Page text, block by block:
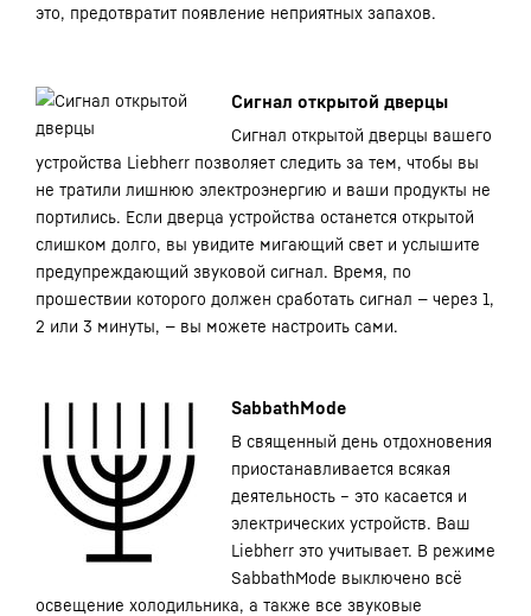
это, предотвратит появление неприятных запахов.
Сигнал открытой дверцы
Сигнал открытой дверцы вашего
устройства Liebherr позволяет следить за тем, чтобы вы
не тратили лишнюю электроэнергию и ваши продукты не
портились. Если дверца устройства останется открытой
слишком долго, вы увидите мигающий свет и услышите
предупреждающий звуковой сигнал. Время, по
прошествии которого должен сработать сигнал — через 1,
2 или 3 минуты, — вы можете настроить сами.
SabbathMode
В священный день отдохновения
приостанавливается всякая
деятельность – это касается и
электрических устройств. Ваш
Liebherr это учитывает. В режиме
SabbathMode выключено всё
освещение холодильника, а также все звуковые